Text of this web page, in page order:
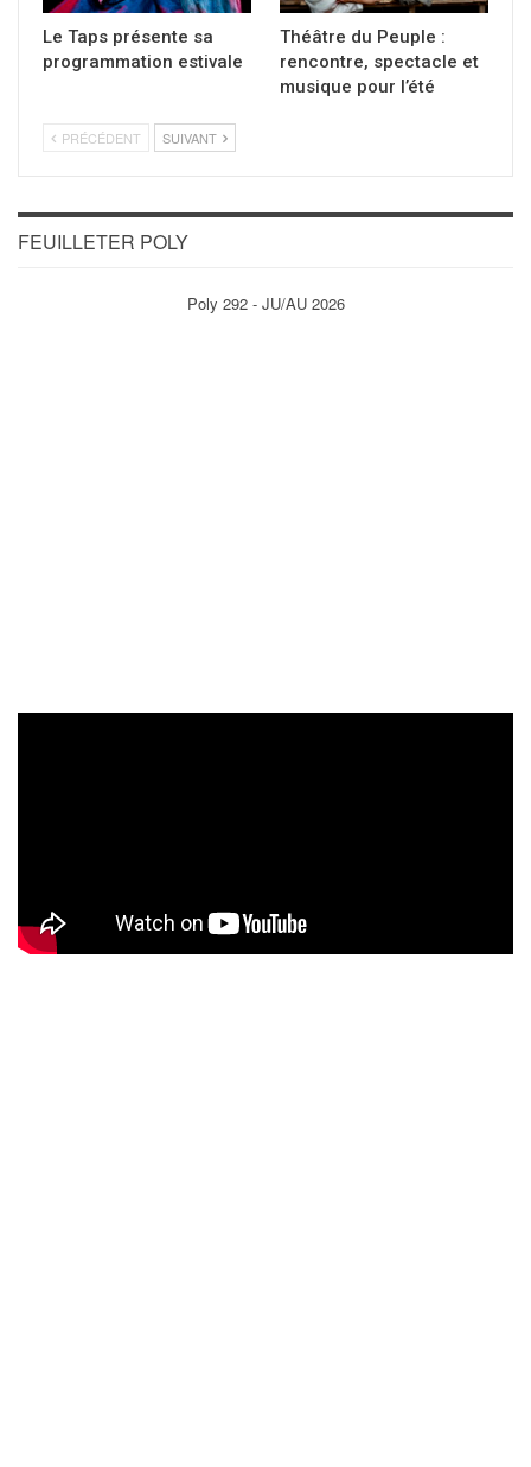
Le Taps présente sa
programmation estivale
Théâtre du Peuple :
rencontre, spectacle et
musique pour l’été
PRÉCÉDENT SUIVANT
FEUILLETER POLY
Poly 292 - JU/AU 2026